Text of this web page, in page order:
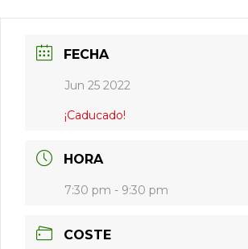
FECHA
Jun 25 2022
¡Caducado!
HORA
7:30 pm - 9:30 pm
COSTE